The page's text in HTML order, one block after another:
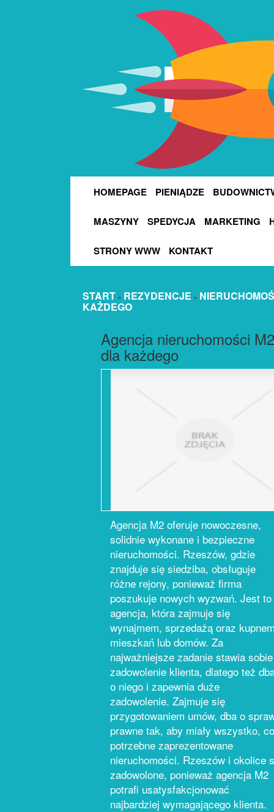
HOMEPAGE PIENIĄDZE
MASZYNY SPEDYCJA MARKETING
STRONY WWW KONTAKT
START » REZYDENCJE »
KAŻDEGO
Agencja nieruchomości M2
dla każdego
Agencja M2 oferuje nowoczesne,
solidnie wykonane i bezpieczne
nieruchomości. Rzeszów, gdzie
znajduje się siedziba, obsługuje
różne rejony, ponieważ firma
poszukuje nowych wyzwań. Jest to
agencja, która zajmuje się
wynajmem, sprzedażą oraz
mieszkań lub domów. Za
najważniejsze zadanie stawia sobie
zadowolenie klienta, dlatego też
o niego i zapewnia duże
zadowolenie. Zajmuje się
przygotowaniem umów, dba o
prawne tak, aby miały wszystko, co
potrzebne zaprezentowane
nieruchomości. Rzeszów i okolice
zadowolone, ponieważ agencja M2
potrafi usatysfakcjonować
najbardziej wymagającego klienta.